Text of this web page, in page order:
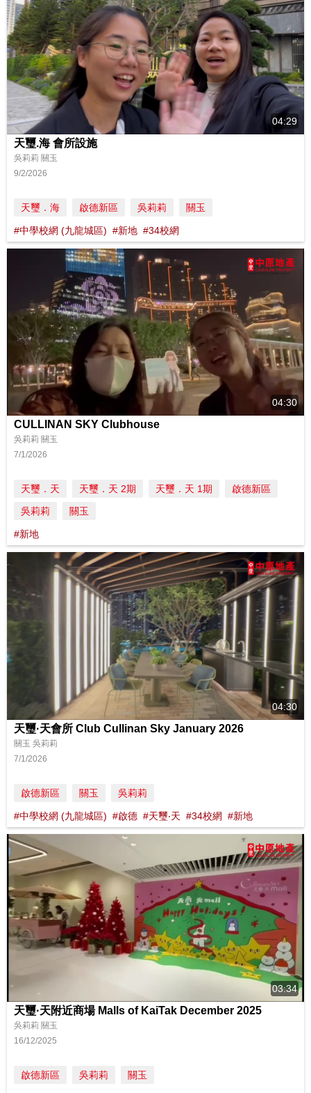
04:29
天璽.海 會所設施
吳莉莉 關玉
9/2/2026
天璽．海 啟德新區 吳莉莉 關玉
#中學校網 (九龍城區) #新地 #34校網
04:30
CULLINAN SKY Clubhouse
吳莉莉 關玉
7/1/2026
天璽．天 天璽．天 2期 天璽．天 1期
啟德新區
吳莉莉
關玉
#新地
04:30
天璽·天會所 Club Cullinan Sky January 2026
關玉 吳莉莉
7/1/2026
啟德新區 關玉 吳莉莉
#中學校網 (九龍城區) #啟德 #天璽‧天 #34校網 #新地
03:34
天璽·天附近商場 Malls of KaiTak December 2025
吳莉莉 關玉
16/12/2025
啟德新區 吳莉莉 關玉